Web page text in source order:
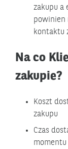
zakupu a
powinien
kontaktu
Na co
zakupie?
Koszt
zakupu
Czas
momentu